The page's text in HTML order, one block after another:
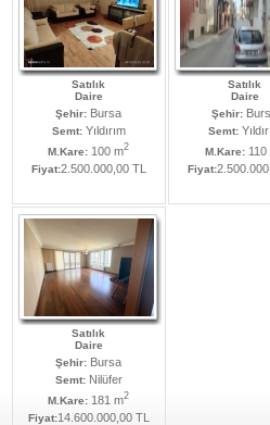
Satılık
Daire
Şehir: Bursa
Semt: Yıldırım
M.Kare: 100 m2
Fiyat:2.500.000,00 TL
Satılık
Daire
Şehir:
Semt:
M.Kare: 110
Fiyat:
Satılık
Daire
Şehir: Bursa
Semt: Nilüfer
M.Kare: 181 m2
Fiyat:14.600.000,00 TL